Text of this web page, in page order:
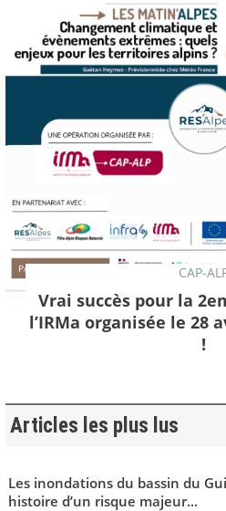
CAP-
Vrai succès pour la
l’IRMa organisée le 28
!
Articles les plus lus
Les inondations du bassin du
histoire d’un risque majeur...